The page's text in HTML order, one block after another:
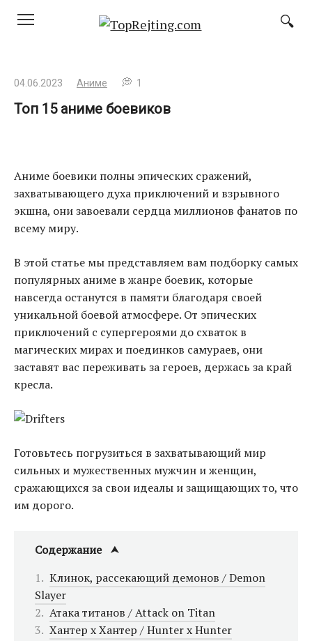
04.06.2023 Аниме 1
Топ 15 аниме боевиков
Аниме боевики полны эпических сражений,
захватывающего духа приключений и взрывного
экшна, они завоевали сердца миллионов фанатов по
всему миру.
В этой статье мы представляем вам подборку самых
популярных аниме в жанре боевик, которые
навсегда останутся в памяти благодаря своей
уникальной боевой атмосфере. От эпических
приключений с супергероями до схваток в
магических мирах и поединков самураев, они
заставят вас переживать за героев, держась за край
кресла.
Готовьтесь погрузиться в захватывающий мир
сильных и мужественных мужчин и женщин,
сражающихся за свои идеалы и защищающих то, что
им дорого.
Содержание
Клинок, рассекающий демонов / Demon
Slayer
Атака титанов / Attack on Titan
Хантер х Хантер / Hunter x Hunter